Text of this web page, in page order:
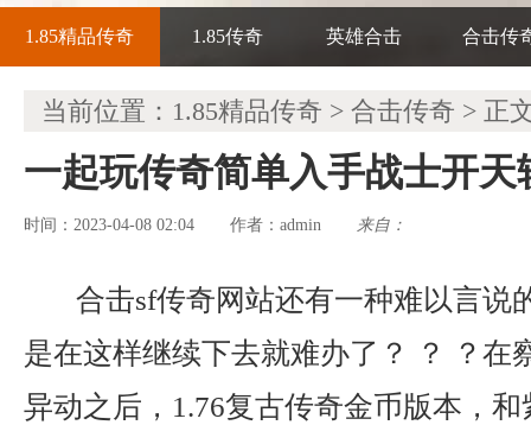
1.85精品传奇 1.85传奇 英雄合击 合击传
当前位置： 1.85精品传奇 > 合击传奇 > 正
一起玩传奇简单入手战士开天
时间：2023-04-08 02:04 作者： admin 来自：
合击sf传奇网站还有一种难以言
是在这样继续下去就难办了？ ？ ？在
异动之后，1.76复古传奇金币版本，